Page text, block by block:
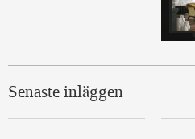
Senaste inläggen